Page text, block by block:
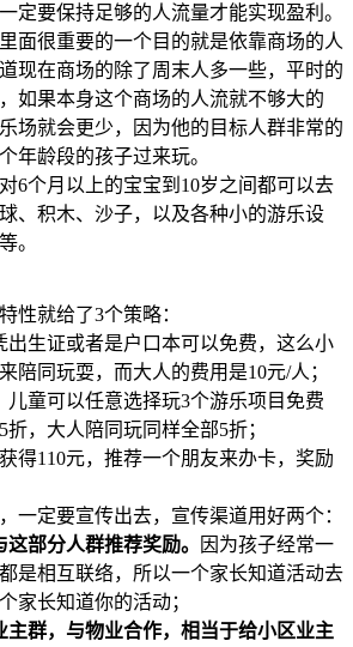
定要保持足够的人流量才能实现盈利。
面很重要的一个目的就是依靠商场的人
现在商场的除了周末人多一些，平时的
如果本身这个商场的人流就不够大的
场就会更少，因为他的目标人群非常的
年龄段的孩子过来玩。
6个月以上的宝宝到10岁之间都可以去
、积木、沙子，以及各种小的游乐设
。
性就给了3个策略：
出生证或者是户口本可以免费，这么小
陪同玩耍，而大人的费用是10元/人；
儿童可以任意选择玩3个游乐项目免费
，大人陪同玩同样全部5折；
得110元，推荐一个朋友来办卡，奖励
一定要宣传出去，宣传渠道用好两个：
部分人群推荐奖励。
因为孩子经常一
是相互联络，所以一个家长知道活动去
家长知道你的活动；
主群，与物业合作，相当于给小区业主